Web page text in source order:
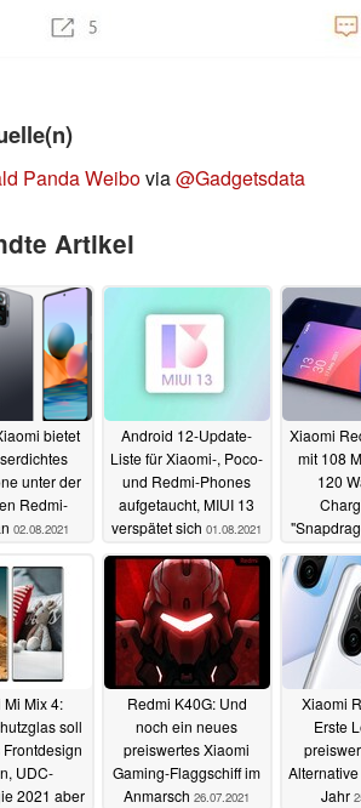
Panda Weibovia@Gadgetsdata
Artikel
bietet
unter der
Redmi-
02.08.2021
Android 12-Update-
Liste für Xiaomi-, Poco-
und Redmi-Phones
aufgetaucht, MIUI 13
verspätet sich 01.08.2021
Xiaomi
mit 108
120
Mix 4:
soll
UDC-
2021 aber
Redmi K40G: Und
noch ein neues
preiswertes Xiaomi
Gaming-Flaggschiff im
Anmarsch 26.07.2021
Xiaomi
Erste
Jahr